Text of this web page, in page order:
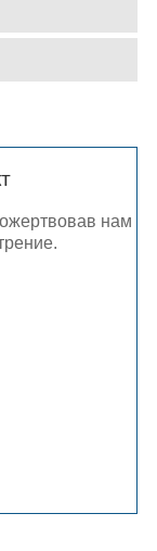
нам